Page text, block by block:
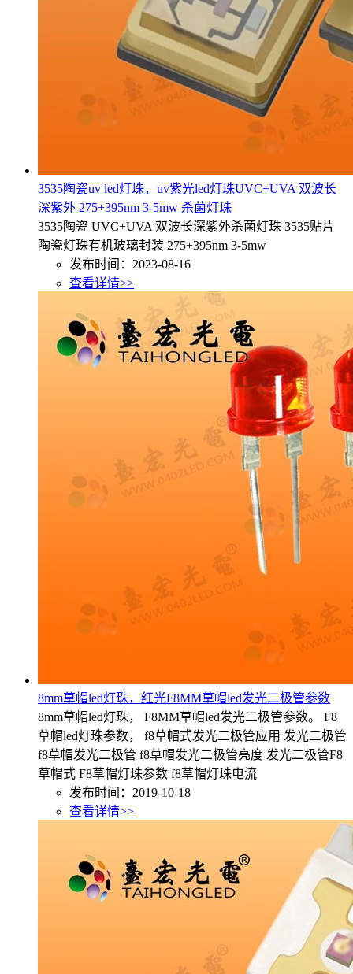
3535陶瓷uv led灯珠，uv紫光led灯珠UVC+UVA 双波长
深紫外 275+395nm 3-5mw 杀菌灯珠
3535陶瓷 UVC+UVA 双波长深紫外杀菌灯珠 3535贴片
陶瓷灯珠有机玻璃封装 275+395nm 3-5mw
发布时间：2023-08-16
查看详情>>
8mm草帽led灯珠，红光F8MM草帽led发光二极管参数
8mm草帽led灯珠， F8MM草帽led发光二极管参数。 F8
草帽led灯珠参数， f8草帽式发光二极管应用 发光二极管
f8草帽发光二极管 f8草帽发光二极管亮度 发光二极管F8
草帽式 F8草帽灯珠参数 f8草帽灯珠电流
发布时间：2019-10-18
查看详情>>